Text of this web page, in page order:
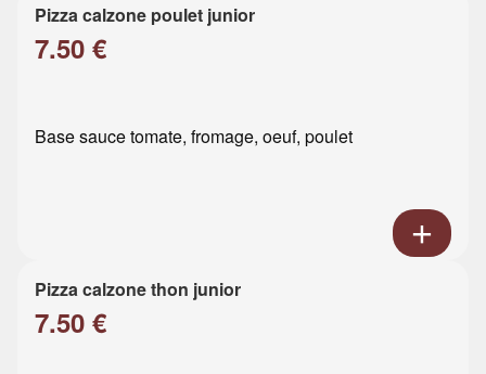
Pizza calzone poulet junior
7.50 €
Base sauce tomate, fromage, oeuf, poulet
Pizza calzone thon junior
7.50 €